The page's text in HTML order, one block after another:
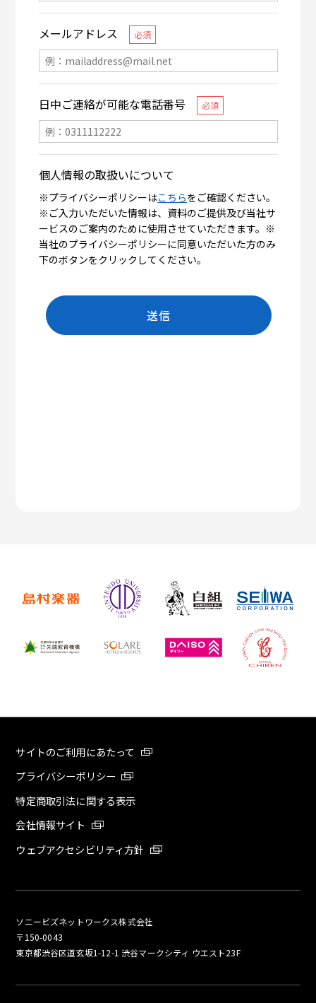
サイトのご利用にあたって
プライバシーポリシー
特定商取引法に関する表示
会社情報サイト
ウェブアクセシビリティ方針
ソニービズネットワークス株式会社
〒150-0043
東京都渋谷区道玄坂1-12-1 渋谷マークシティ ウエスト23F